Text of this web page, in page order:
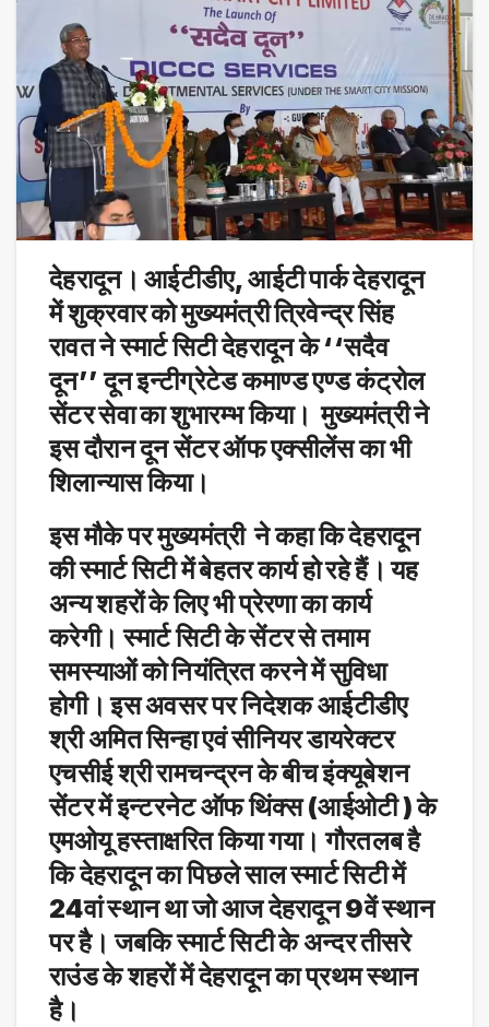
देहरादून। आईटीडीए, आईटी पार्क देहरादून
में शुक्रवार को मुख्यमंत्री त्रिवेन्द्र सिंह
रावतने स्मार्ट सिटी देहरादून के ‘‘सदैव
दून’’ दून इन्टीग्रेटेड कमाण्ड एण्ड कंट्रोल
सेंटर सेवा का शुभारम्भ किया।मुख्यमंत्री ने
इस दौरान दून सेंटर ऑफ एक्सीलेंस का भी
शिलान्यास किया।
इस मौके पर मुख्यमंत्री ने कहा कि देहरादून
की स्मार्ट सिटी में बेहतर कार्य हो रहे हैं। यह
अन्य शहरों के लिए भी प्रेरणा का कार्य
करेगी। स्मार्ट सिटी के सेंटर से तमाम
समस्याओं को नियंत्रित करने में सुविधा
होगी। इस अवसर पर निदेशक आईटीडीए
श्री अमित सिन्हा एवं सीनियर डायरेक्टर
एचसीई श्री रामचन्द्रन के बीच इंक्यूबेशन
सेंटर में इन्टरनेट ऑफ थिंक्स (आईओटी ) के
एमओयू हस्ताक्षरित किया गया। गौरतलब है
कि देहरादून का पिछले साल स्मार्ट सिटी में
24वां स्थान था जो आज देहरादून 9वें स्थान
पर है। जबकि स्मार्ट सिटी के अन्दर तीसरे
राउंड के शहरों में देहरादून का प्रथम स्थान
है।